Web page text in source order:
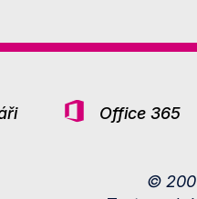
Office 365
©